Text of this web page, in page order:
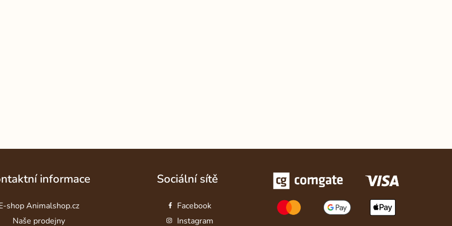
informace
shop Animalshop.cz
Naše prodejny
Sociální sítě
Facebook
Instagram